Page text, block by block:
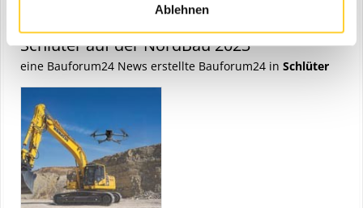
Ablehnen
Schlüter auf der NordBau 2023
eine Bauforum24 News erstellte Bauforum24 in Schlüter